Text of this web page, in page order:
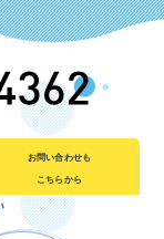
お問い合わせも
こちらから